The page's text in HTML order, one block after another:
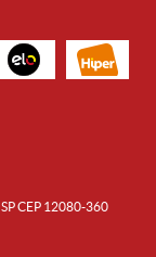
CEP 12080-360